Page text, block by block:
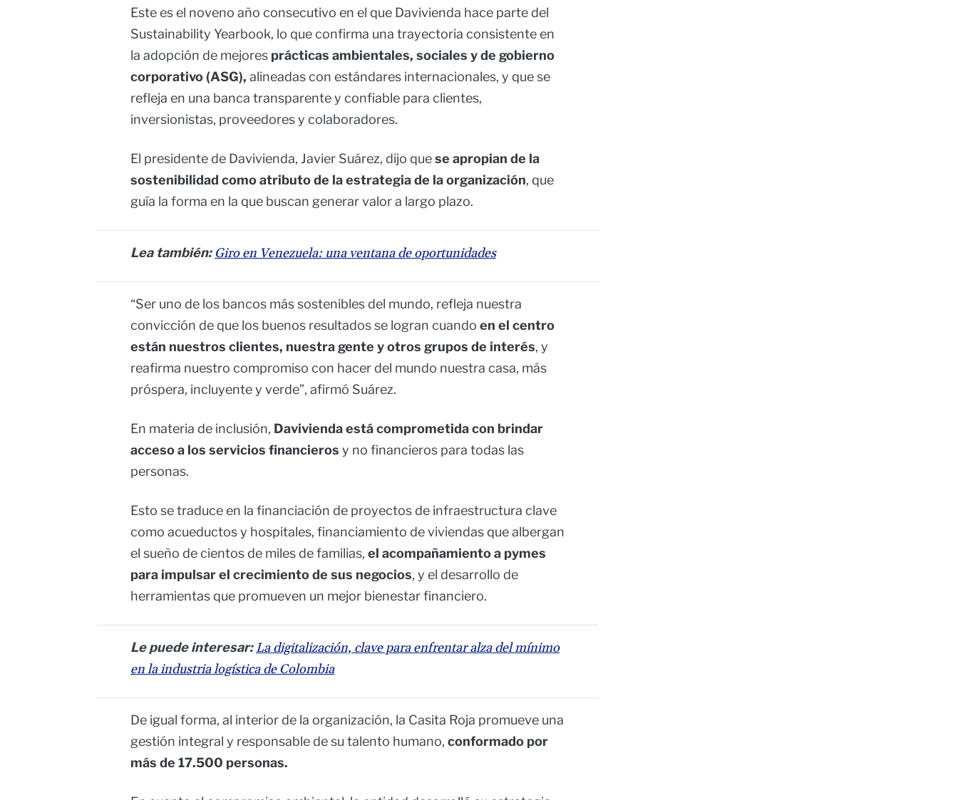
Este es el noveno año consecutivo en el que Davivienda hace parte del
Sustainability Yearbook, lo que confirma una trayectoria consistente en
la adopción de mejores prácticas ambientales, sociales y de gobierno
corporativo (ASG), alineadas con estándares internacionales, y que se
refleja en una banca transparente y confiable para clientes,
inversionistas, proveedores y colaboradores.
El presidente de Davivienda, Javier Suárez, dijo quese apropian de la
sostenibilidad como atributo de la estrategia de la organización, que
guía la forma en la que buscan generar valor a largo plazo.
Lea también: Giro en Venezuela: una ventana de oportunidades
“Ser uno de los bancos más sostenibles del mundo, refleja nuestra
convicción de que los buenos resultados se logran cuando en el centro
están nuestros clientes, nuestra gente y otros grupos de interés, y
reafirma nuestro compromiso con hacer del mundo nuestra casa, más
próspera, incluyente y verde”, afirmó Suárez.
En materia de inclusión, Davivienda está comprometida con brindar
acceso a los servicios financieros y no financieros para todas las
personas.
Esto se traduce en la financiación de proyectos de infraestructura clave
como acueductos y hospitales, financiamiento de viviendas que albergan
el sueño de cientos de miles de familias, el acompañamiento a pymes
para impulsar el crecimiento de sus negocios, y el desarrollo de
herramientas que promueven un mejor bienestar financiero.
Le puede interesar:La digitalización, clave para enfrentar alza del mínimo
en la industria logística de Colombia
De igual forma, al interior de la organización, la Casita Roja promueve una
gestión integral y responsable de su talento humano, conformado por
más de 17.500 personas.